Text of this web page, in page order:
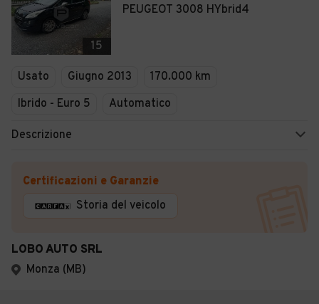
15
PEUGEOT 3008 HYbrid4
Usato Giugno 2013
170.000 km
Ibrido - Euro 5
Automatico
Descrizione
Certificazioni e Garanzie
Storia del veicolo
LOBO AUTO SRL
Monza (MB)